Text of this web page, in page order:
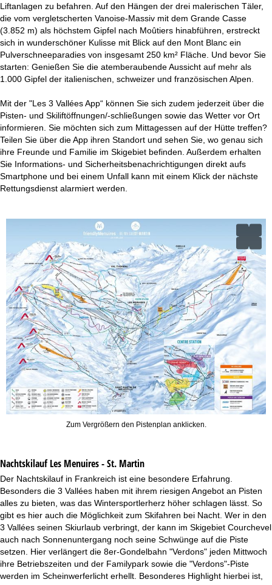
Liftanlagen zu befahren. Auf den Hängen der drei malerischen Täler,
die vom vergletscherten Vanoise-Massiv mit dem Grande Casse
(3.852 m) als höchstem Gipfel nach Moûtiers hinabführen, erstreckt
sich in wunderschöner Kulisse mit Blick auf den Mont Blanc ein
Pulverschneeparadies von insgesamt 250 km² Fläche. Und bevor Sie
starten: Genießen Sie die atemberaubende Aussicht auf mehr als
1.000 Gipfel der italienischen, schweizer und französischen Alpen.
Mit der "Les 3 Vallées App“ können Sie sich zudem jederzeit über die
Pisten- und Skiliftöffnungen/-schließungen sowie das Wetter vor Ort
informieren. Sie möchten sich zum Mittagessen auf der Hütte treffen?
Teilen Sie über die App ihren Standort und sehen Sie, wo genau sich
ihre Freunde und Familie im Skigebiet befinden. Außerdem erhalten
Sie Informations- und Sicherheitsbenachrichtigungen direkt aufs
Smartphone und bei einem Unfall kann mit einem Klick der nächste
Rettungsdienst alarmiert werden.
Zum Vergrößern den Pistenplan anklicken.
NachtskilaufLes Menuires - St. Martin
Der Nachtskilauf in Frankreich ist eine besondere Erfahrung.
Besonders die 3 Vallées haben mit ihrem riesigen Angebot an Pisten
alles zu bieten, was das Wintersportlerherz höher schlagen lässt. So
gibt es hier auch die Möglichkeit zum Skifahren bei Nacht. Wer in den
3 Vallées seinen Skiurlaub verbringt, der kann im Skigebiet Courchevel
auch nach Sonnenuntergang noch seine Schwünge auf die Piste
setzen. Hier verlängert die 8er-Gondelbahn "Verdons" jeden Mittwoch
ihre Betriebszeiten und der Familypark sowie die "Verdons"-Piste
werden im Scheinwerferlicht erhellt. Besonderes Highlight hierbei ist,